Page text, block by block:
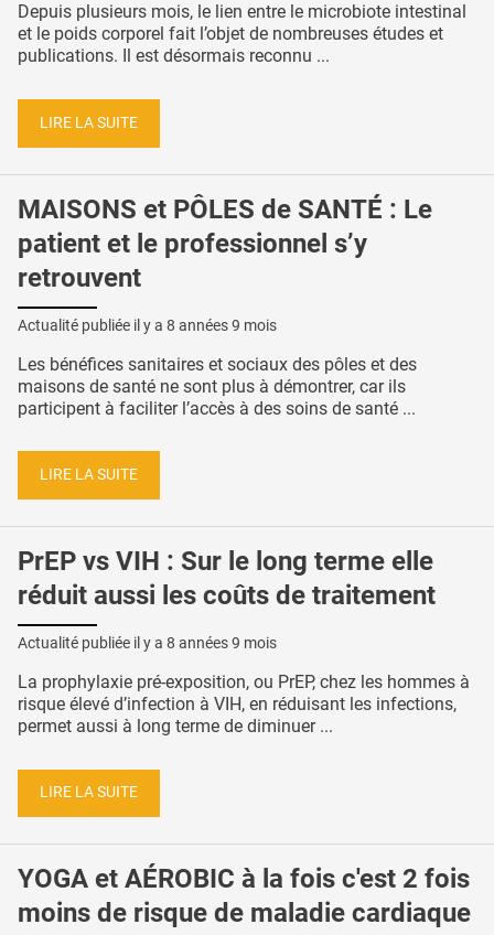
Depuis plusieurs mois, le lien entre le microbiote intestinal
et le poids corporel fait l’objet de nombreuses études et
publications. Il est désormais reconnu ...
LIRE LA SUITE
MAISONS et PÔLES de SANTÉ : Le
patient et le professionnel s’y
retrouvent
Actualité publiée il y a 8 années 9 mois
Les bénéfices sanitaires et sociaux des pôles et des
maisons de santé ne sont plus à démontrer, car ils
participent à faciliter l’accès à des soins de santé ...
LIRE LA SUITE
PrEP vs VIH : Sur le long terme elle
réduit aussi les coûts de traitement
Actualité publiée il y a 8 années 9 mois
La prophylaxie pré-exposition, ou PrEP, chez les hommes à
risque élevé d’infection à VIH, en réduisant les infections,
permet aussi à long terme de diminuer ...
LIRE LA SUITE
YOGA et AÉROBIC à la fois c'est 2 fois
moins de risque de maladie cardiaque